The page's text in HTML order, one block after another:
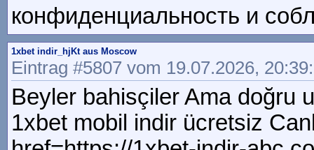
конфиденциальность и
1xbet indir_hjKt aus Moscow
Eintrag #5807 vom 19.07.2026,
Beyler bahisçiler Ama doğru
1xbet mobil indir ücretsiz